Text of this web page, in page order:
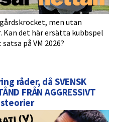
men utan
det här ersätta kubbspel
på VM 2026?
råder, då SVENSK
FRÅN AGGRESSIVT